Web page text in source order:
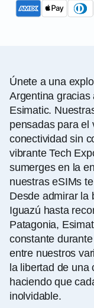
Únete a una
Argentina
Esimatic.
pensadas para el
conectividad sin
vibrante Tech
sumerges en la
nuestras eSIMs
Desde admirar la
Iguazú hasta
Patagonia,
constante
entre nuestros
la libertad de una
haciendo que
inolvidable.